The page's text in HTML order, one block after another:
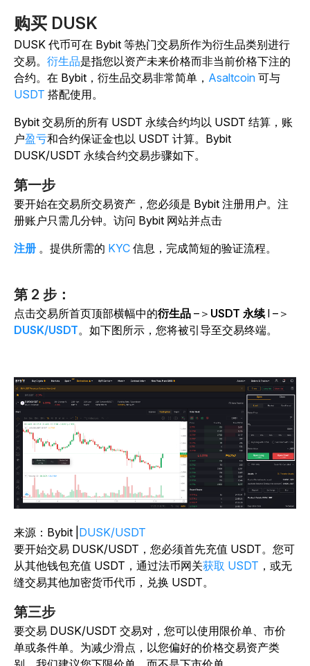
购买 DUSK
DUSK 代币可在 Bybit 等热门交易所作为衍生品类别进行
交易。 衍生品是指您以资产未来价格而非当前价格下注的
合约。在 Bybit，衍生品交易非常简单， Asaltcoin 可与
USDT 搭配使用。
Bybit 交易所的所有 USDT 永续合约均以 USDT 结算，账
户盈亏和合约保证金也以 USDT 计算。Bybit
DUSK/USDT 永续合约交易步骤如下。
第一步
要开始在交易所交易资产，您必须是 Bybit 注册用户。注
册账户只需几分钟。访问 Bybit 网站并点击
注册 。提供所需的 KYC 信息，完成简短的验证流程。
第 2 步：
点击交易所首页顶部横幅中的衍生品 –＞ USDT 永续l –＞
DUSK/USDT。如下图所示，您将被引导至交易终端。
来源：Bybit | DUSK/USDT
要开始交易 DUSK/USDT，您必须首先充值 USDT。您可
从其他钱包充值 USDT，通过法币网关获取 USDT ，或无
缝交易其他加密货币代币，兑换 USDT。
第三步
要交易 DUSK/USDT 交易对，您可以使用限价单、市价
单或条件单。为减少滑点，以您偏好的价格交易资产类